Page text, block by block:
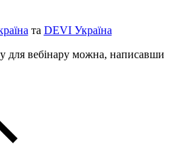
та DEVI Україна
для вебінару можна, написавши